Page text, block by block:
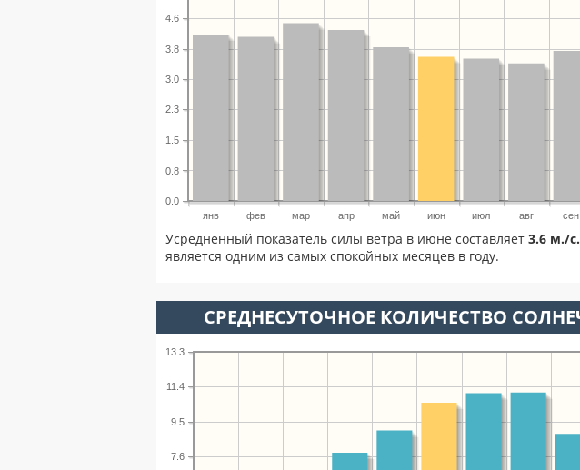
янв фев мар апр май июн июл авг сен
0.0
0.8
1.5
2.3
3.0
3.8
4.6
Усредненный показатель силы ветра в июне составляет 3.6 м./с.
является одним из самых спокойных месяцев в году.
СРЕДНЕСУТОЧНОЕ КОЛИЧЕСТВО
7.6
9.5
11.4
13.3